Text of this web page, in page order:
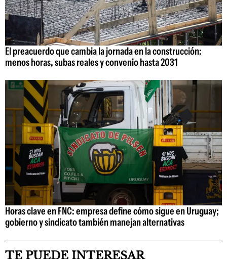
El preacuerdo que cambia la jornada en la construcción:
menos horas, subas reales y convenio hasta 2031
Horas clave en FNC: empresa define cómo sigue en Uruguay;
gobierno y sindicato también manejan alternativas
TE PUEDE INTERESAR